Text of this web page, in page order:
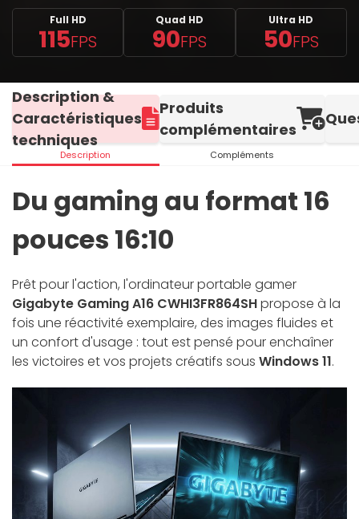
Full HD
115FPS
Quad HD
90FPS
Ultra HD
50FPS
Description &
Caractéristiques
techniques
Description
Produits
complémentaires
Compléments
Du gaming au format 16
pouces 16:10
Prêt pour l'action, l'ordinateur portable gamer
Gigabyte Gaming A16 CWHI3FR864SHpropose à la
fois une réactivité exemplaire, des images fluides et
un confort d'usage : tout est pensé pour enchaîner
les victoires et vos projets créatifs sous Windows 11.